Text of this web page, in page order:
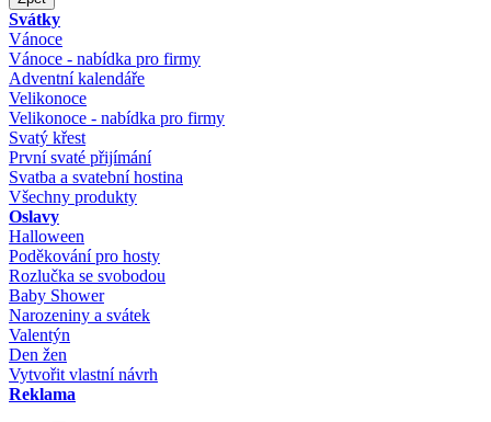
Svátky
Vánoce
Vánoce - nabídka pro firmy
Adventní kalendáře
Velikonoce
Velikonoce - nabídka pro firmy
Svatý křest
První svaté přijímání
Svatba a svatební hostina
Všechny produkty
Oslavy
Halloween
Poděkování pro hosty
Rozlučka se svobodou
Baby Shower
Narozeniny a svátek
Valentýn
Den žen
Vytvořit vlastní návrh
Reklama